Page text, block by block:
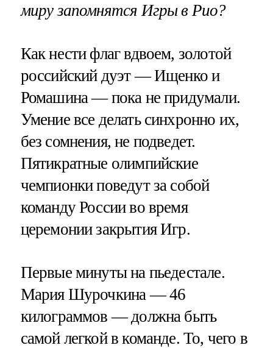
миру запомнятся Игры в Рио?
Как нести флаг вдвоем, золотой
российский дуэт — Ищенко и
Ромашина — пока не придумали.
Умение все делать синхронно их,
без сомнения, не подведет.
Пятикратные олимпийские
чемпионки поведут за собой
команду России во время
церемонии закрытия Игр.
Первые минуты на пьедестале.
Мария Шурочкина — 46
килограммов — должна быть
самой легкой в команде. То, чего в